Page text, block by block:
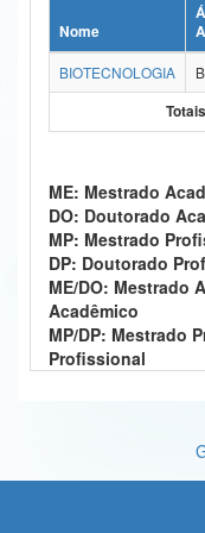
Ministério da Ciência,
Ministério do Meio Ambiente
Controladoria-Geral da União
Ministério da Mulher, da Família
Secretaria-Geral
Secretaria de Governo
Nome
BIOTECNOLOGIA
Totais
ME: Mestrado
DO: Doutorado
MP: Mestrado
DP: Doutorado
ME/DO: Mestrado
Acadêmico
MP/DP: Mestrado
Profissional